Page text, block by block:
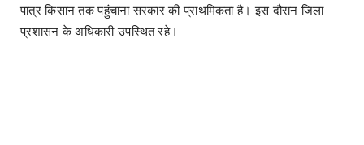
पात्र किसान तक पहुंचाना सरकार की प्राथमिकता है। इस दौरान जिला
प्रशासन के अधिकारी उपस्थित रहे।